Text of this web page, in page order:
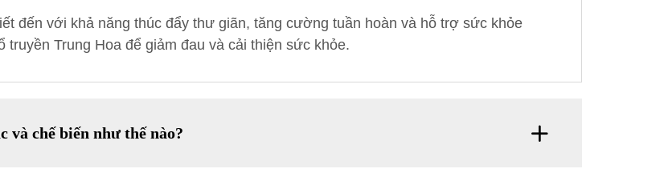
đến với khả năng thúc đẩy thư giãn, tăng cường tuần hoàn và hỗ trợ sức khỏe
Trung Hoa để giảm đau và cải thiện sức khỏe.
và chế biến như thế nào?